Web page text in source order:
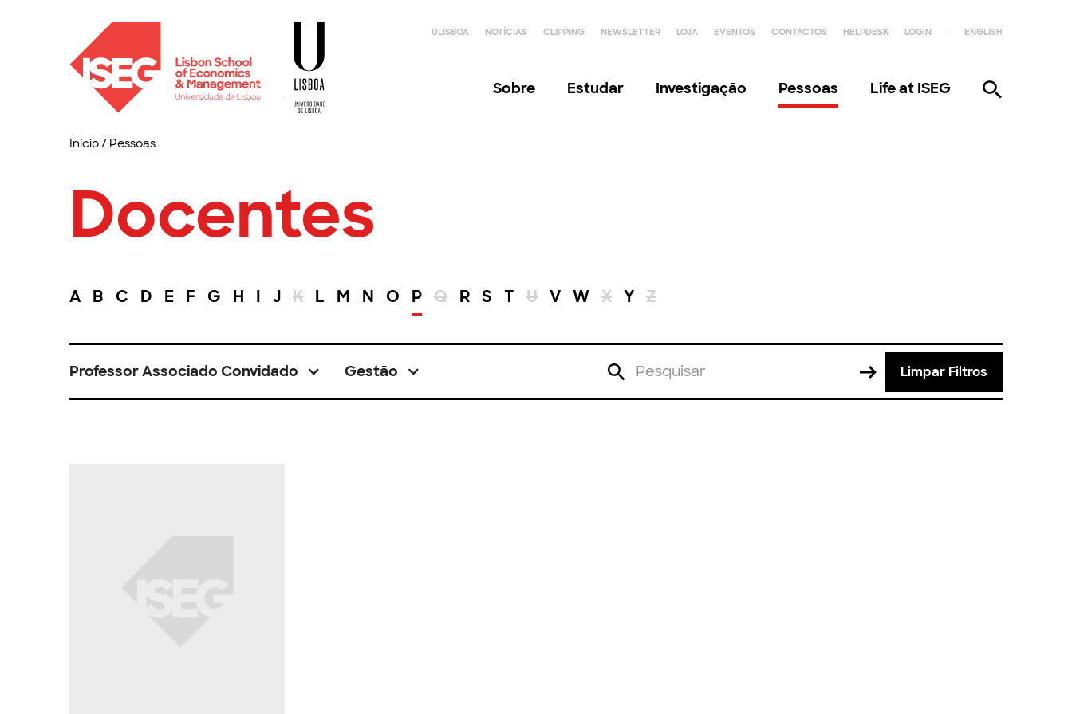
ULISBOA NOTÍCIAS CLIPPING NEWSLETTER LOJA EVENTOS CONTACTOS HELPDESK LOGIN ENGLISH
Sobre Estudar Investigação Pessoas Life at ISEG
Início/ Pessoas
Docentes
A B C D E F G H I J K L M N O P Q R S T U V W X Y Z
Professor Associado Convidado Gestão Limpar Filtros